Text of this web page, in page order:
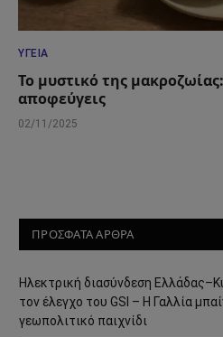
ΥΓΕΊΑ
Το μυστικό της
αποφεύγεις
02/11/2025
ΠΡΟΣΦΑΤΑ ΑΡΘΡΑ
Ηλεκτρική διασύνδεση
τον έλεγχο του GSI – Η Γαλλία
γεωπολιτικό παιχνίδι